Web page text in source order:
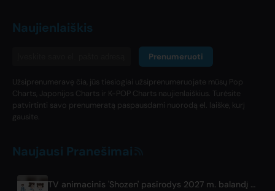
Naujienlaiškis
Prenumeruoti
Užsiprenumeravę čia, jūs tiesiogiai užsiprenumeruojate mūsų Pop
Charts, Japonijos Charts ir K-POP Charts naujienlaiškius. Turėsite
patvirtinti savo prenumeratą paspausdami nuorodą el. laiške, kurį
gausite.
Naujausi Pranešimai
TV animacinis 'Shozen' pasirodys 2027 m. balandį Fuji TV